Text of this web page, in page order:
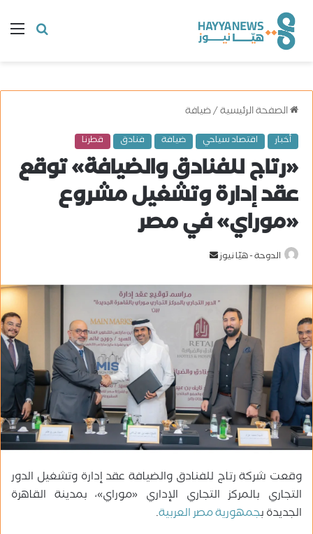
البحث
الصفحة الرئيسية/ضيافة
أخبار اقتصاد سياحي ضيافة فنادق قطرنا
«رتاج للفنادق والضيافة» توقع
عقد إدارة وتشغيل مشروع
«موراي» في مصر
الدوحة - هيّا نيوز
ل
ب
ر
ي
د
ا
إ
ل
ر
و
ن
وقعت شركة رتاج للفنادق والضيافة عقد إدارة وتشغيل الدور
التجاري بالمركز التجاري الإداري «موراي»، بمدينة القاهرة
الجديدة بجمهورية مصر العربية.